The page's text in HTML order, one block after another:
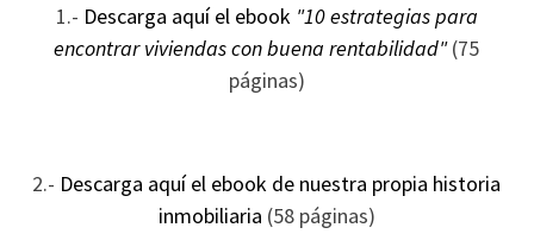
1.- Descarga aquí el ebook "10 estrategias para
encontrar viviendas con buena rentabilidad"(75
páginas)
2.- Descarga aquí el ebook de nuestra propia historia
inmobiliaria (58 páginas)
posibilidad de
ver contenido y